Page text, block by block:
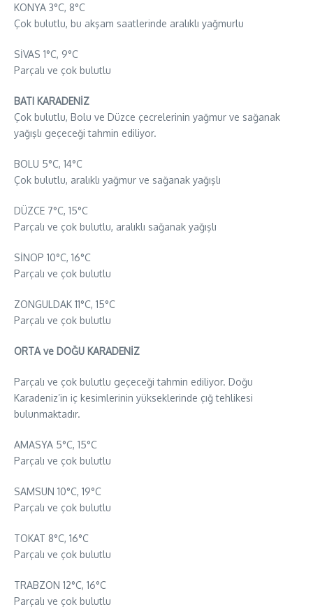
KONYA 3°C, 8°C
Çok bulutlu, bu akşam saatlerinde aralıklı yağmurlu
SİVAS 1°C, 9°C
Parçalı ve çok bulutlu
BATI KARADENİZ
Çok bulutlu, Bolu ve Düzce çecrelerinin yağmur ve sağanak
yağışlı geçeceği tahmin ediliyor.
BOLU 5°C, 14°C
Çok bulutlu, aralıklı yağmur ve sağanak yağışlı
DÜZCE 7°C, 15°C
Parçalı ve çok bulutlu, aralıklı sağanak yağışlı
SİNOP 10°C, 16°C
Parçalı ve çok bulutlu
ZONGULDAK 11°C, 15°C
Parçalı ve çok bulutlu
ORTA ve DOĞU KARADENİZ
Parçalı ve çok bulutlu geçeceği tahmin ediliyor. Doğu
Karadeniz’in iç kesimlerinin yükseklerinde çığ tehlikesi
bulunmaktadır.
AMASYA 5°C, 15°C
Parçalı ve çok bulutlu
SAMSUN 10°C, 19°C
Parçalı ve çok bulutlu
TOKAT 8°C, 16°C
Parçalı ve çok bulutlu
TRABZON 12°C, 16°C
Parçalı ve çok bulutlu